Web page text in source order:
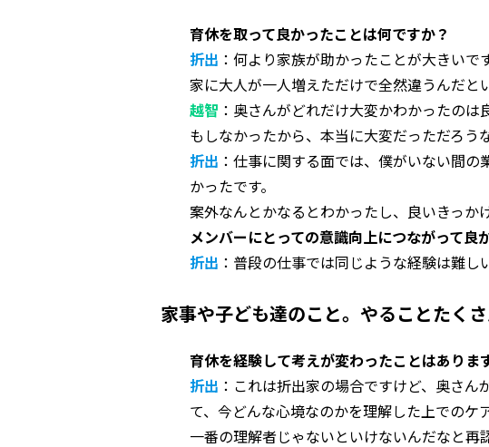
育休を取って良かったことは何ですか？
折出 ：何より家族が助かったことが大きいで
家に大人が一人増えただけで全然違うんだと
越智 ：奥さんがどれだけ大変かわかったの
もしなかったから、本当に大変だっただろう
折出 ：仕事に関する面では、僕がいない間
かったです。
案外なんとかなるとわかったし、良いきっか
メンバーにとっての意識向上につながって良
折出 ：普段の仕事では同じような経験は難し
家事や子ども達のこと。やることたく
育休を経験して考えが変わったことはありま
折出 ：これは折出家の場合ですけど、奥さ
て、今どんな心境なのかを理解した上でのケ
一番の理解者じゃないといけないんだなと再